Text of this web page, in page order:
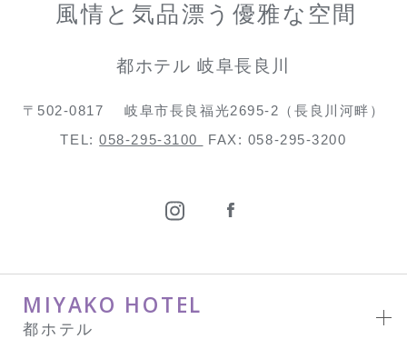
風情と気品漂う優雅な空間
都ホテル 岐阜長良川
〒502-0817
岐阜市長良福光2695-2（長良川河畔）
TEL:058-295-3100 FAX: 058-295-3200
MIYAKO HOTEL
都ホテル